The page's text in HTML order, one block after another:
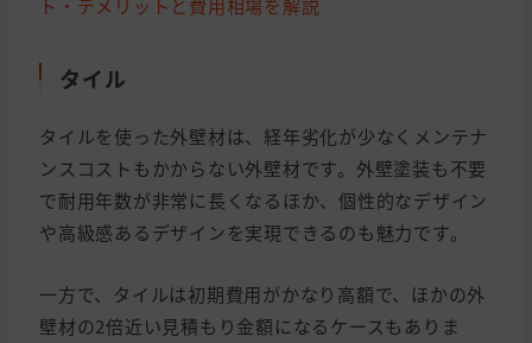
ト・デメリットと費用相場を解説
タイル
タイルを使った外壁材は、経年劣化が少なくメンテナ
ンスコストもかからない外壁材です。外壁塗装も不要
で耐用年数が非常に長くなるほか、個性的なデザイン
や高級感あるデザインを実現できるのも魅力です。
一方で、タイルは初期費用がかなり高額で、ほかの外
壁材の2倍近い見積もり金額になるケースもありま